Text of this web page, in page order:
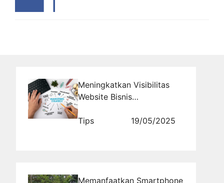
Meningkatkan Visibilitas
Website Bisnis
Teknik Promosi Efektif
Tips 19/05/2025
Memanfaatkan Smartphone